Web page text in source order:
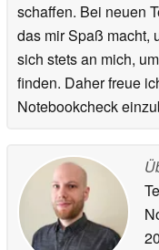
schaffen. Bei neuen
das mir Spaß macht,
sich stets an mich,
finden. Daher freue
Notebookcheck